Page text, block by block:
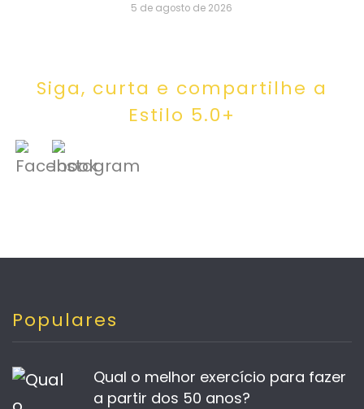
5 de agosto de 2026
Siga, curta e compartilhe a
Estilo 5.0+
Populares
Qual o melhor exercício para fazer
a partir dos 50 anos?